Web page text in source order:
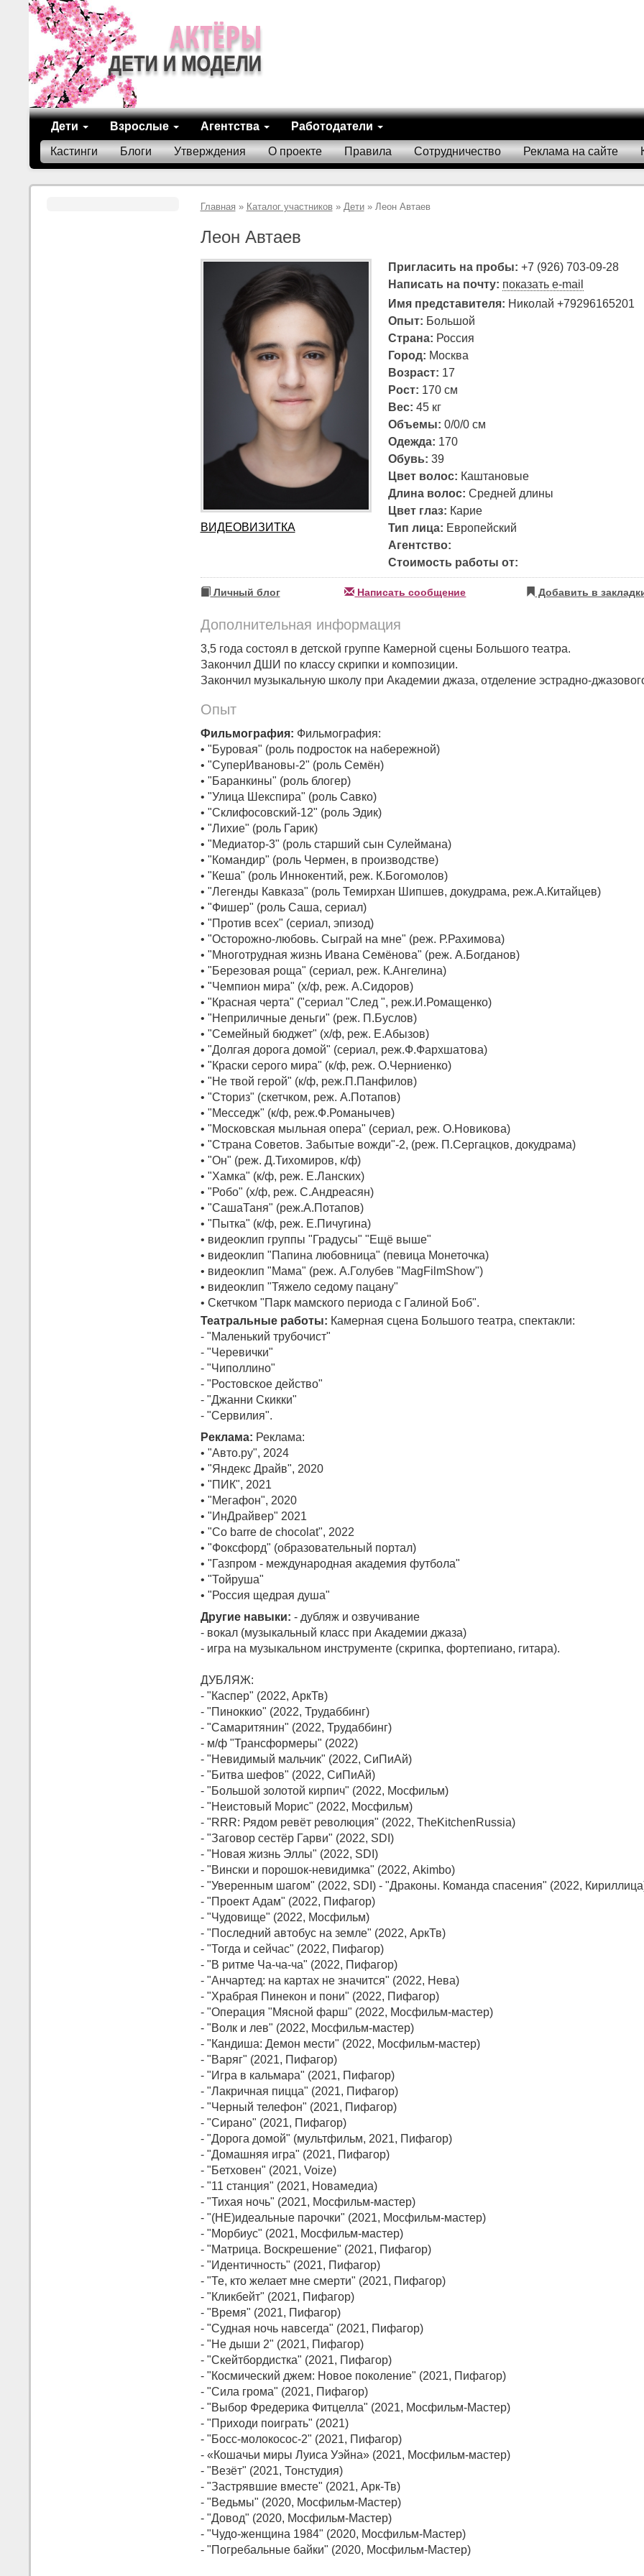
Дети Взрослые Агентства Работодатели
Кастинги Блоги Утверждения О проекте Правила Сотрудничество Реклама на сайте
Главная » Каталог участников» Дети» Леон Автаев
Леон Автаев
ВИДЕОВИЗИТКА
Пригласить на пробы: +7 (926) 703-09-28
Написать на почту: показать e-mail
Имя представителя: Николай +79296165201
Опыт: Большой
Страна: Россия
Город: Москва
Возраст: 17
Рост: 170 см
Вес: 45 кг
Объемы: 0/0/0 см
Одежда: 170
Обувь: 39
Цвет волос: Каштановые
Длина волос: Средней длины
Цвет глаз: Карие
Тип лица: Европейский
Агентство:
Стоимость работы от:
Личный блог Написать сообщение Добавить в
Дополнительная информация
3,5 года состоял в детской группе Камерной сцены Большого театра.
Закончил ДШИ по классу скрипки и композиции.
Закончил музыкальную школу при Академии джаза, отделение эстрадно-
Опыт
Фильмография: Фильмография:
• "Буровая" (роль подросток на набережной)
• "СуперИвановы-2" (роль Семён)
• "Баранкины" (роль блогер)
• "Улица Шекспира" (роль Савко)
• "Склифосовский-12" (роль Эдик)
• "Лихие" (роль Гарик)
• "Медиатор-3" (роль старший сын Сулеймана)
• "Командир" (роль Чермен, в производстве)
• "Кеша" (роль Иннокентий, реж. К.Богомолов)
• "Легенды Кавказа" (роль Темирхан Шипшев, докудрама, реж.А.Китайцев)
• "Фишер" (роль Саша, сериал)
• "Против всех" (сериал, эпизод)
• "Осторожно-любовь. Сыграй на мне" (реж. Р.Рахимова)
• "Многотрудная жизнь Ивана Семёнова" (реж. А.Богданов)
• "Березовая роща" (сериал, реж. К.Ангелина)
• "Чемпион мира" (х/ф, реж. А.Сидоров)
• "Красная черта" ("сериал "След ", реж.И.Ромащенко)
• "Неприличные деньги" (реж. П.Буслов)
• "Семейный бюджет" (х/ф, реж. Е.Абызов)
• "Долгая дорога домой" (сериал, реж.Ф.Фархшатова)
• "Краски серого мира" (к/ф, реж. О.Черниенко)
• "Не твой герой" (к/ф, реж.П.Панфилов)
• "Сториз" (скетчком, реж. А.Потапов)
• "Месседж" (к/ф, реж.Ф.Романычев)
• "Московская мыльная опера" (сериал, реж.​​ О.Новикова)
• "Страна Советов. Забытые вожди"-2, (реж. П.Сергацков, докудрама)
• "Он" (реж. Д.Тихомиров, к/ф)
• "Хамка" (к/ф, реж.​​ Е.Ланских)
• "Робо" (х/ф, реж.​​ С.Андреасян)
• "СашаТаня" (реж.А.Потапов)
• "Пытка" (к/ф, реж. Е.Пичугина)
• видеоклип группы "Градусы" "Ещё выше"
• видеоклип "Папина любовница" (певица Монеточка)
• видеоклип "Мама" (реж. А.Голубев "MagFilmShow")
• видеоклип "Тяжело седому пацану"
• Скетчком "Парк мамского периода с Галиной Боб".
Театральные работы: Камерная сцена Большого театра, спектакли:
- "Маленький трубочист"
- "Черевички"
- "Чиполлино"
- "Ростовское действо"
- "Джанни Скикки"
- "Сервилия".
Реклама: Реклама:
• "Авто.ру", 2024
• "Яндекс Драйв", 2020
• "ПИК", 2021
• "Мегафон", 2020
• "ИнДрайвер" 2021
• "Co barre de chocolat", 2022
• "Фоксфорд" (образовательный портал)
• "Газпром - международная академия футбола"
• "Тойруша"
• "Россия щедрая душа"
Другие навыки: - дубляж и озвучивание
- вокал (музыкальный класс при Академии джаза)
- игра на музыкальном инструменте (скрипка, фортепиано, гитара).
ДУБЛЯЖ:
- "Каспер" (2022, АркТв)
- "Пиноккио" (2022, Трудаббинг)
- "Самаритянин" (2022, Трудаббинг)
- м/ф "Трансформеры" (2022)
- "Невидимый мальчик" (2022, СиПиАй)
- "Битва шефов" (2022, СиПиАй)
- "Большой золотой кирпич" (2022, Мосфильм)
- "Неистовый Морис" (2022, Мосфильм)
- "RRR: Рядом ревёт революция" (2022, TheKitchenRussia)
- "Заговор сестёр Гарви" (2022, SDI)
- "Новая жизнь Эллы" (2022, SDI)
- "Вински и порошок-невидимка" (2022, Akimbo)
- "Уверенным шагом" (2022, SDI) - "Драконы. Команда спасения" (2022,
- "Проект Адам" (2022, Пифагор)
- "Чудовище" (2022, Мосфильм)
- "Последний автобус на земле" (2022, АркТв)
- "Тогда и сейчас" (2022, Пифагор)
- "В ритме Ча-ча-ча" (2022, Пифагор)
- "Анчартед: на картах не значится" (2022, Нева)
- "Храбрая Пинекон и пони" (2022, Пифагор)
- "Операция "Мясной фарш" (2022, Мосфильм-мастер)
- "Волк и лев" (2022, Мосфильм-мастер)
- "Кандиша: Демон мести" (2022, Мосфильм-мастер)
- "Варяг" (2021, Пифагор)
- "Игра в кальмара" (2021, Пифагор)
- "Лакричная пицца" (2021, Пифагор)
- "Черный телефон" (2021, Пифагор)
- "Сирано" (2021, Пифагор)
- "Дорога домой" (мультфильм, 2021, Пифагор)
- "Домашняя игра" (2021, Пифагор)
- "Бетховен" (2021, Voize)
- "11 станция" (2021, Новамедиа)
- "Тихая ночь" (2021, Мосфильм-мастер)
- "(НЕ)идеальные парочки" (2021, Мосфильм-мастер)
- "Морбиус" (2021, Мосфильм-мастер)
- "Матрица. Воскрешение" (2021, Пифагор)
- "Идентичность" (2021, Пифагор)
- "Те, кто желает мне смерти" (2021, Пифагор)
- "Кликбейт" (2021, Пифагор)
- "Время" (2021, Пифагор)
- "Судная ночь навсегда" (2021, Пифагор)
- "Не дыши 2" (2021, Пифагор)
- "Скейтбордистка" (2021, Пифагор)
- "Космический джем: Новое поколение" (2021, Пифагор)
- "Сила грома" (2021, Пифагор)
- "Выбор Фредерика Фитцелла" (2021, Мосфильм-Мастер)
- "Приходи поиграть" (2021)
- "Босс-молокосос-2" (2021, Пифагор)
- «Кошачьи миры Луиса Уэйна» (2021, Мосфильм-мастер)
- "Везёт" (2021, Тонстудия)
- "Застрявшие вместе" (2021, Арк-Тв)
- "Ведьмы" (2020, Мосфильм-Мастер)
- "Довод" (2020, Мосфильм-Мастер)
- "Чудо-женщина 1984" (2020, Мосфильм-Мастер)
- "Погребальные байки" (2020, Мосфильм-Мастер)